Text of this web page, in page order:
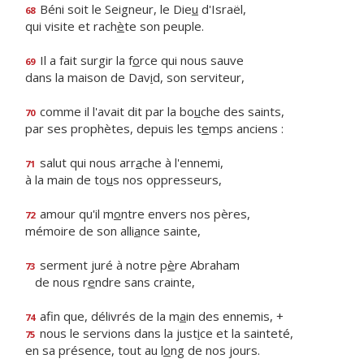
68 Béni soit le Seigneur, le Dieu d'Israël,
qui visite et rachète son peuple.
69 Il a fait surgir la force qui nous sauve
dans la maison de David, son serviteur,
70 comme il l'avait dit par la bouche des saints,
par ses prophètes, depuis les temps anciens :
71 salut qui nous arrache à l'ennemi,
à la main de tous nos oppresseurs,
72 amour qu'il montre envers nos pères,
mémoire de son alliance sainte,
73 serment juré à notre père Abraham
de nous rendre sans crainte,
74 afin que, délivrés de la main des ennemis, +
75 nous le servions dans la justice et la sainteté,
en sa présence, tout au long de nos jours.